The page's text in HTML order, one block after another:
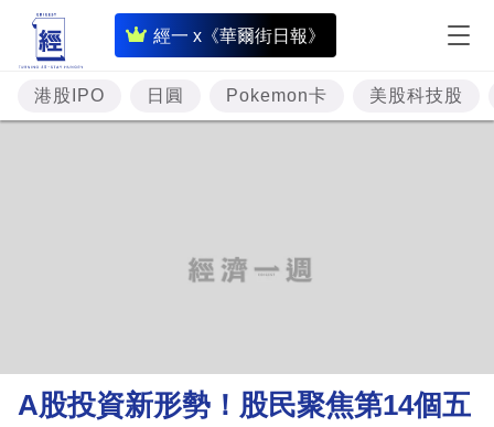
經一 x《華爾街日報》
即
時
財
經
理
財
港股IPO 日圓 Pokemon卡 美股科技股
A股投資新形勢！股民聚焦第14個五